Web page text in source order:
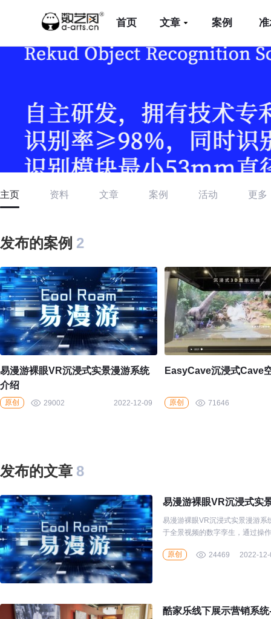
首页 文章 案例
主页 资料 文章 案例 活动 更多
发布的案例 2
易漫游裸眼VR沉浸式实景漫游系统
介绍
原创 29002 2022-12-09
EasyCave沉浸式Cave
原创 71646
发布的文章 8
易漫游裸眼VR沉浸式实
易漫游裸眼VR沉浸式实景漫游系
于全景视频的数字孪生，通过操
原创
24469 2022-
酷家乐线下展示营销系